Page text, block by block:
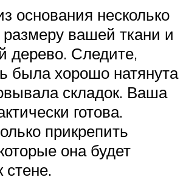
основания несколько
вашей ткани и
дерево. Следите,
была хорошо натянута
складок. Ваша
готова.
прикрепить
она будет
стене.